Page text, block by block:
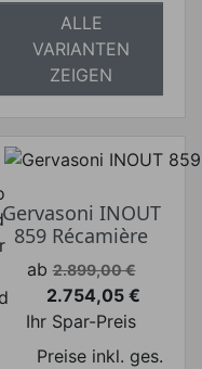
ALLE
VARIANTEN
ZEIGEN
Gervasoni INOUT
859 Récamière
Verkaufspreis
ab 2.899,00 €
Preis
2.754,05 €
Ihr Spar-Preis
Preise inkl. ges.